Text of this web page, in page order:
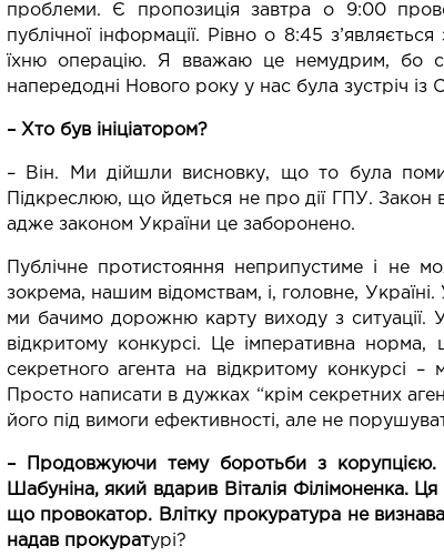
проблеми. Є пропозиція завтра о 9:00
публічної інформації. Рівно о 8:45
їхню операцію. Я вважаю це немудрим, бо
напередодні Нового року у нас була зустріч із
– Хто був ініціатором?
– Він. Ми дійшли висновку, що то була
Підкреслюю, що йдеться не про дії ГПУ. Закон
адже законом України це заборонено.
Публічне протистояння неприпустиме і не
зокрема, нашим відомствам, і, головне,
ми бачимо дорожню карту виходу з ситуації.
відкритому конкурсі. Це імперативна
секретного агента на відкритому конкурсі
Просто написати в дужках “крім секретних
його під вимоги ефективності, але не
– Продовжуючи тему боротьби з корупцією.
Шабуніна, який вдарив Віталія Філімоненка.
що провокатор. Влітку прокуратура не
надав прокуратурі?